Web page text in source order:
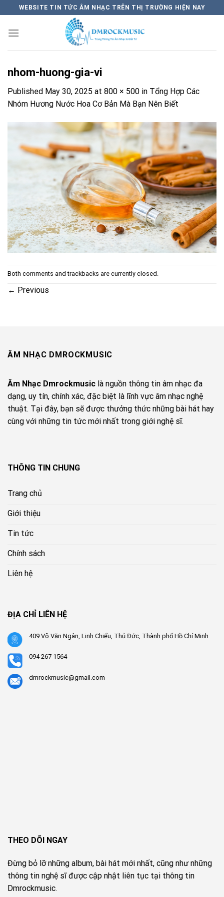
content
WEBSITE TIN TỨC ÂM NHẠC TRÊN THỊ TRƯỜNG HIỆN NAY
nhom-huong-gia-vi
Published May 30, 2025 at 800 × 500 in Tổng Hợp Các
Nhóm Hương Nước Hoa Cơ Bản Mà Bạn Nên Biết
Both comments and trackbacks are currently closed.
← Previous
ÂM NHẠC DMROCKMUSIC
Âm Nhạc Dmrockmusic là nguồn thông tin âm nhạc đa
dạng, uy tín, chính xác, đặc biệt là lĩnh vực âm nhạc nghệ
thuật. Tại đây, bạn sẽ được thưởng thức những bài hát hay
cùng với những tin tức mới nhất trong giới nghệ sĩ.
THÔNG TIN CHUNG
Trang chủ
Giới thiệu
Tin tức
Chính sách
Liên hệ
ĐỊA CHỈ LIÊN HỆ
409 Võ Văn Ngân, Linh Chiểu, Thủ Đức, Thành phố Hồ Chí Minh
094 267 1564
dmrockmusic@gmail.com
THEO DÕI NGAY
Đừng bỏ lỡ những album, bài hát mới nhất, cũng như những
thông tin nghệ sĩ được cập nhật liên tục tại thông tin
Dmrockmusic.